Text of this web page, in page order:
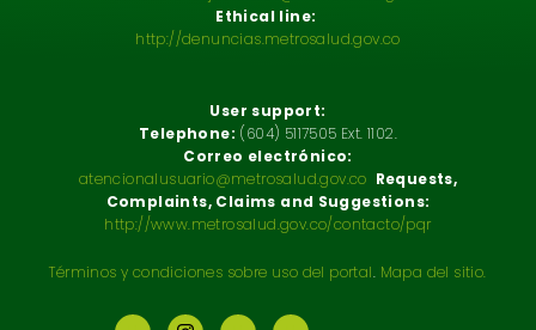
Ethical line:
http://denuncias.metrosalud.gov.co
User support:
Telephone: (604) 5117505 Ext. 1102.
Correo electrónico:
atencionalusuario@metrosalud.gov.co Requests,
Complaints, Claims and Suggestions:
http://www.metrosalud.gov.co/contacto/pqr
Términos y condiciones sobre uso del portal. Mapa del sitio.